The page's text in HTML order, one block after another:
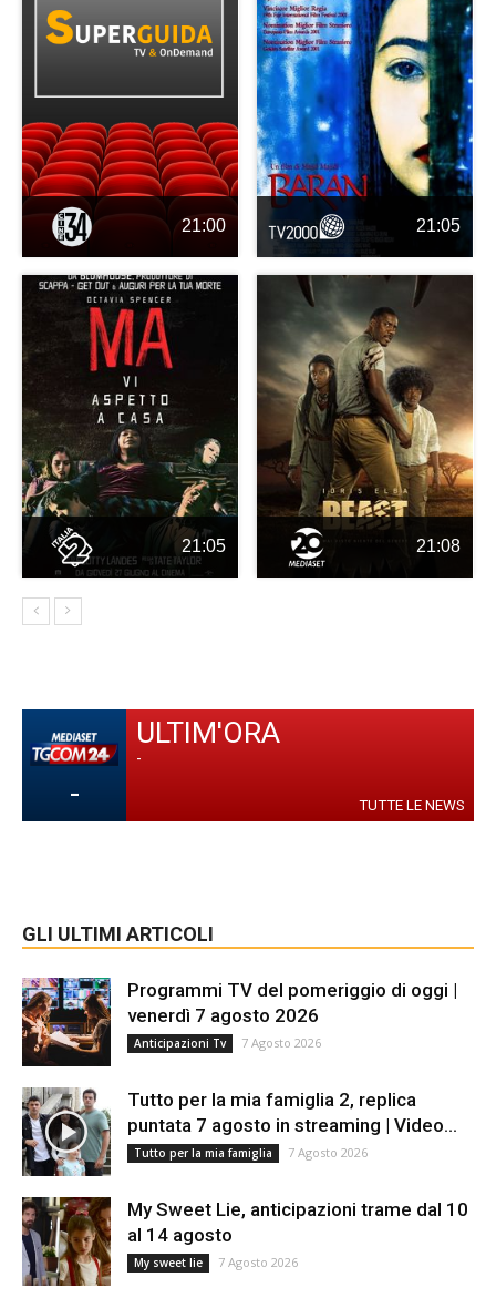
21:00 21:05
21:05 21:08
-
ULTIM'ORA
-
TUTTE LE NEWS
GLI ULTIMI ARTICOLI
Programmi TV del pomeriggio di oggi |
venerdì 7 agosto 2026
Anticipazioni Tv 7 Agosto 2026
Tutto per la mia famiglia 2, replica
puntata 7 agosto in streaming | Video...
Tutto per la mia famiglia 7 Agosto 2026
My Sweet Lie, anticipazioni trame dal 10
al 14 agosto
My sweet lie 7 Agosto 2026